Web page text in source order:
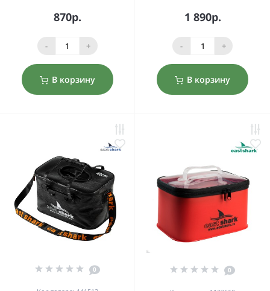
870р.
- +
В корзину
1 890р.
- +
В корзину
0 0